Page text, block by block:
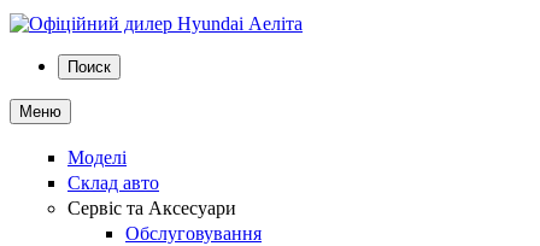
Поиск
Меню
Моделі
Склад авто
Сервіс та Аксесуари
Обслуговування